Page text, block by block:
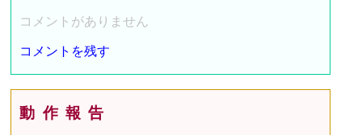
コメントがありません
コメントを残す
動作報告